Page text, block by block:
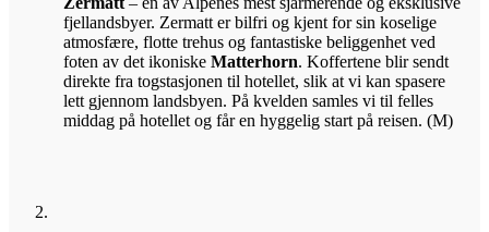
fjellandsbyer. Zermatt er bilfri og kjent for sin koselige
atmosfære, flotte trehus og fantastiske beliggenhet ved
foten av det ikoniske Matterhorn. Koffertene blir sendt
direkte fra togstasjonen til hotellet, slik at vi kan spasere
lett gjennom landsbyen. På kvelden samles vi til felles
middag på hotellet og får en hyggelig start på reisen. (M)